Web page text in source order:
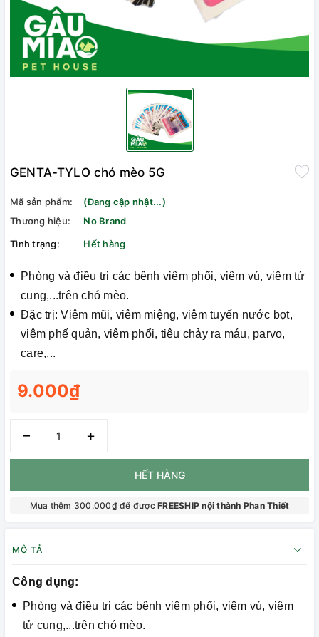
GENTA-TYLO chó mèo 5G
Mã sản phẩm:
(Đang cập nhật...)
Thương hiệu:
No Brand
Tình trạng:
Hết hàng
Phòng và điều trị các bệnh viêm phổi, viêm vú, viêm tử
cung,...trên chó mèo.
Đặc trị: Viêm mũi, viêm miệng, viêm tuyến nước bọt,
viêm phế quản, viêm phổi, tiêu chảy ra máu, parvo,
care,...
9.000₫
– +
HẾT HÀNG
Mua thêm 300.000₫ để đượcFREESHIP nội thành Phan Thiết
MÔ TẢ
Công dụng:
Phòng và điều trị các bệnh viêm phổi, viêm vú, viêm
tử cung,...trên chó mèo.